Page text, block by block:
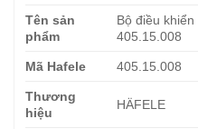
Tên sản
phẩm
Bộ điều
405.15.008
Mã Hafele 405.15.008
Thương
hiệu
HÄFELE